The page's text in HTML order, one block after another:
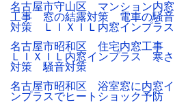
名古屋市守山区 マンション内窓
工事 窓の結露対策 電車の騒音
対策 ＬＩＸＩＬ内窓インプラス
名古屋市昭和区 住宅内窓工事
ＬＩＸＩＬ内窓インプラス 寒さ
対策 騒音対策
名古屋市昭和区 浴室窓に内窓イ
ンプラスでヒートショック予防